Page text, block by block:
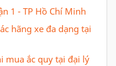
1 - TP Hồ Chí Minh
hãng xe đa dạng tại
mua ắc quy tại đại lý